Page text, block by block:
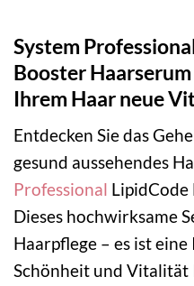
System
Booster
Ihrem Haar neue
Entdecken Sie das
gesund aussehendes
Professional LipidCode
Dieses hochwirksame
Haarpflege – es ist
Schönheit und Vitalität